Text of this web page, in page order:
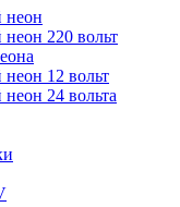
неон
220 вольт
12 вольт
24 вольта